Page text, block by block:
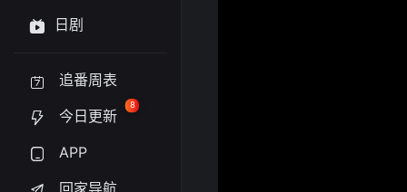
日剧
追番周表
今日更新
8
APP
回家导航